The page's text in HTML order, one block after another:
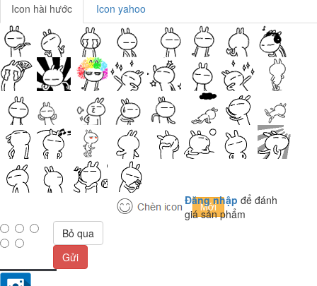
Icon hài hước Icon yahoo
Đăng nhập để đánh
giá sản phẩm
Bỏ qua
Gửi